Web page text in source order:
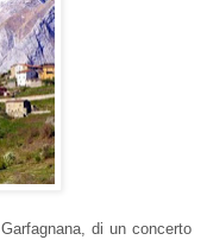
di un concerto